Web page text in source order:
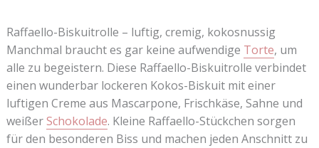
Raffaello-Biskuitrolle – luftig, cremig, kokosnussig
Manchmal braucht es gar keine aufwendige Torte, um
alle zu begeistern. Diese Raffaello-Biskuitrolle verbindet
einen wunderbar lockeren Kokos-Biskuit mit einer
luftigen Creme aus Mascarpone, Frischkäse, Sahne und
weißerSchokolade. Kleine Raffaello-Stückchen sorgen
für den besonderen Biss und machen jeden Anschnitt zu